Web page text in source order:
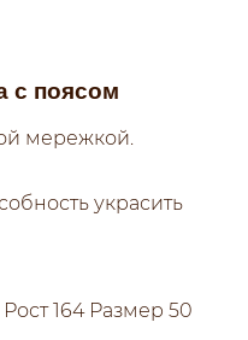
с поясом
мережкой.
украсить
164 Размер 50